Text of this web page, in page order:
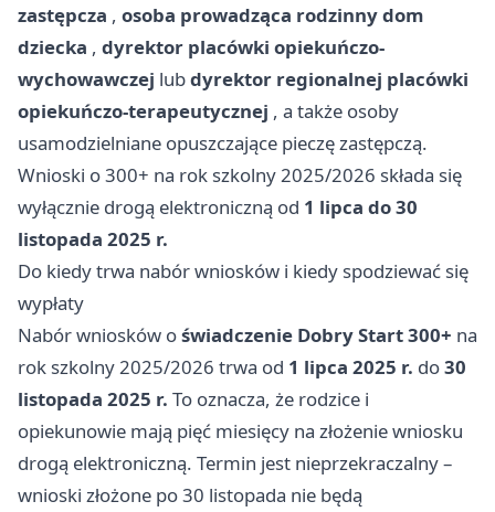
zastępcza , osoba prowadząca rodzinny dom
dziecka , dyrektor placówki opiekuńczo-
wychowawczej lubdyrektor regionalnej placówki
opiekuńczo-terapeutycznej , a także osoby
usamodzielniane opuszczające pieczę zastępczą.
Wnioski o 300+ na rok szkolny 2025/2026 składa się
wyłącznie drogą elektroniczną od 1 lipca do 30
listopada 2025 r.
Do kiedy trwa nabór wniosków i kiedy spodziewać się
wypłaty
Nabór wniosków oświadczenie Dobry Start 300+ na
rok szkolny 2025/2026 trwa od 1 lipca 2025 r. do30
listopada 2025 r. To oznacza, że rodzice i
opiekunowie mają pięć miesięcy na złożenie wniosku
drogą elektroniczną. Termin jest nieprzekraczalny –
wnioski złożone po 30 listopada nie będą